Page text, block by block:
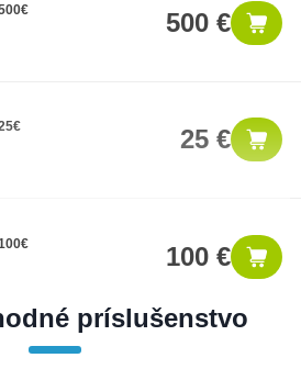
500 €
25 €
100 €
príslušenstvo